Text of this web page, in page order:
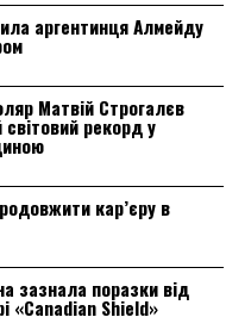
аргентинця Алмейду
Матвій Строгалєв
рекорд у
кар’єру в
зазнала поразки від
«Canadian Shield»